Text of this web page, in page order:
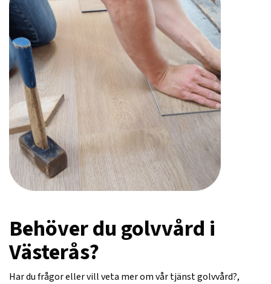
Behöver du golvvård i
Västerås?
Har du frågor eller vill veta mer om vår tjänst golvvård?,